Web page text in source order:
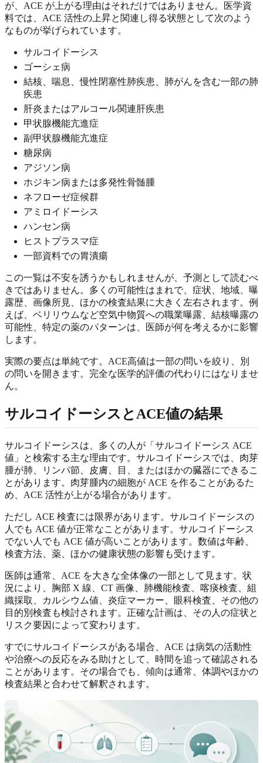
が、ACE が上がる理由はそれだけではありません。医学資
料では、ACE 活性の上昇と関連し得る状態として次のよう
なものが挙げられています。
サルコイドーシス
ゴーシェ病
結核、喘息、慢性閉塞性肺疾患、肺がんを含む一部の肺
疾患
肝炎またはアルコール関連肝疾患
甲状腺機能亢進症
副甲状腺機能亢進症
糖尿病
アジソン病
ホジキン病または多発性骨髄腫
ネフローゼ症候群
アミロイドーシス
ハンセン病
ヒストプラスマ症
一部資料での胃潰瘍
この一覧は不安を誘うかもしれませんが、予測として読むべ
きではありません。多くの可能性はまれで、症状、地域、曝
露歴、画像所見、ほかの検査結果に大きく左右されます。例
えば、ベリリウムなど空気中物質への職業曝露、結核曝露の
可能性、特定の薬のパターンは、医師が何を考えるかに影響
します。
実際の要点は単純です。ACE高値は一部の問いを絞り、別
の問いを開きます。完全な医学的評価の代わりにはなりませ
ん。
サルコイドーシスとACE値の結果
サルコイドーシスは、多くの人が「サルコイドーシス ACE
値」と検索する主な理由です。サルコイドーシスでは、肉芽
腫が肺、リンパ節、皮膚、目、またはほかの臓器にできるこ
とがあります。肉芽腫内の細胞が ACE を作ることがあるた
め、ACE 活性が上がる場合があります。
ただし ACE 検査には限界があります。サルコイドーシスの
人でも ACE 値が正常なことがあります。サルコイドーシス
でない人でも ACE 値が高いことがあります。数値は年齢、
検査方法、薬、ほかの健康状態の影響も受けます。
医師は通常、ACE を大きな全体像の一部として見ます。状
況により、胸部 X 線、CT 画像、肺機能検査、喀痰検査、組
織採取、カルシウム値、炎症マーカー、眼科検査、その他の
目的別検査も検討されます。正確な計画は、その人の症状と
リスク要因によって変わります。
すでにサルコイドーシスがある場合、ACE は病気の活動性
や治療への反応をみる助けとして、時間を追って確認される
ことがあります。その場合でも、傾向は通常、体調やほかの
検査結果と合わせて解釈されます。